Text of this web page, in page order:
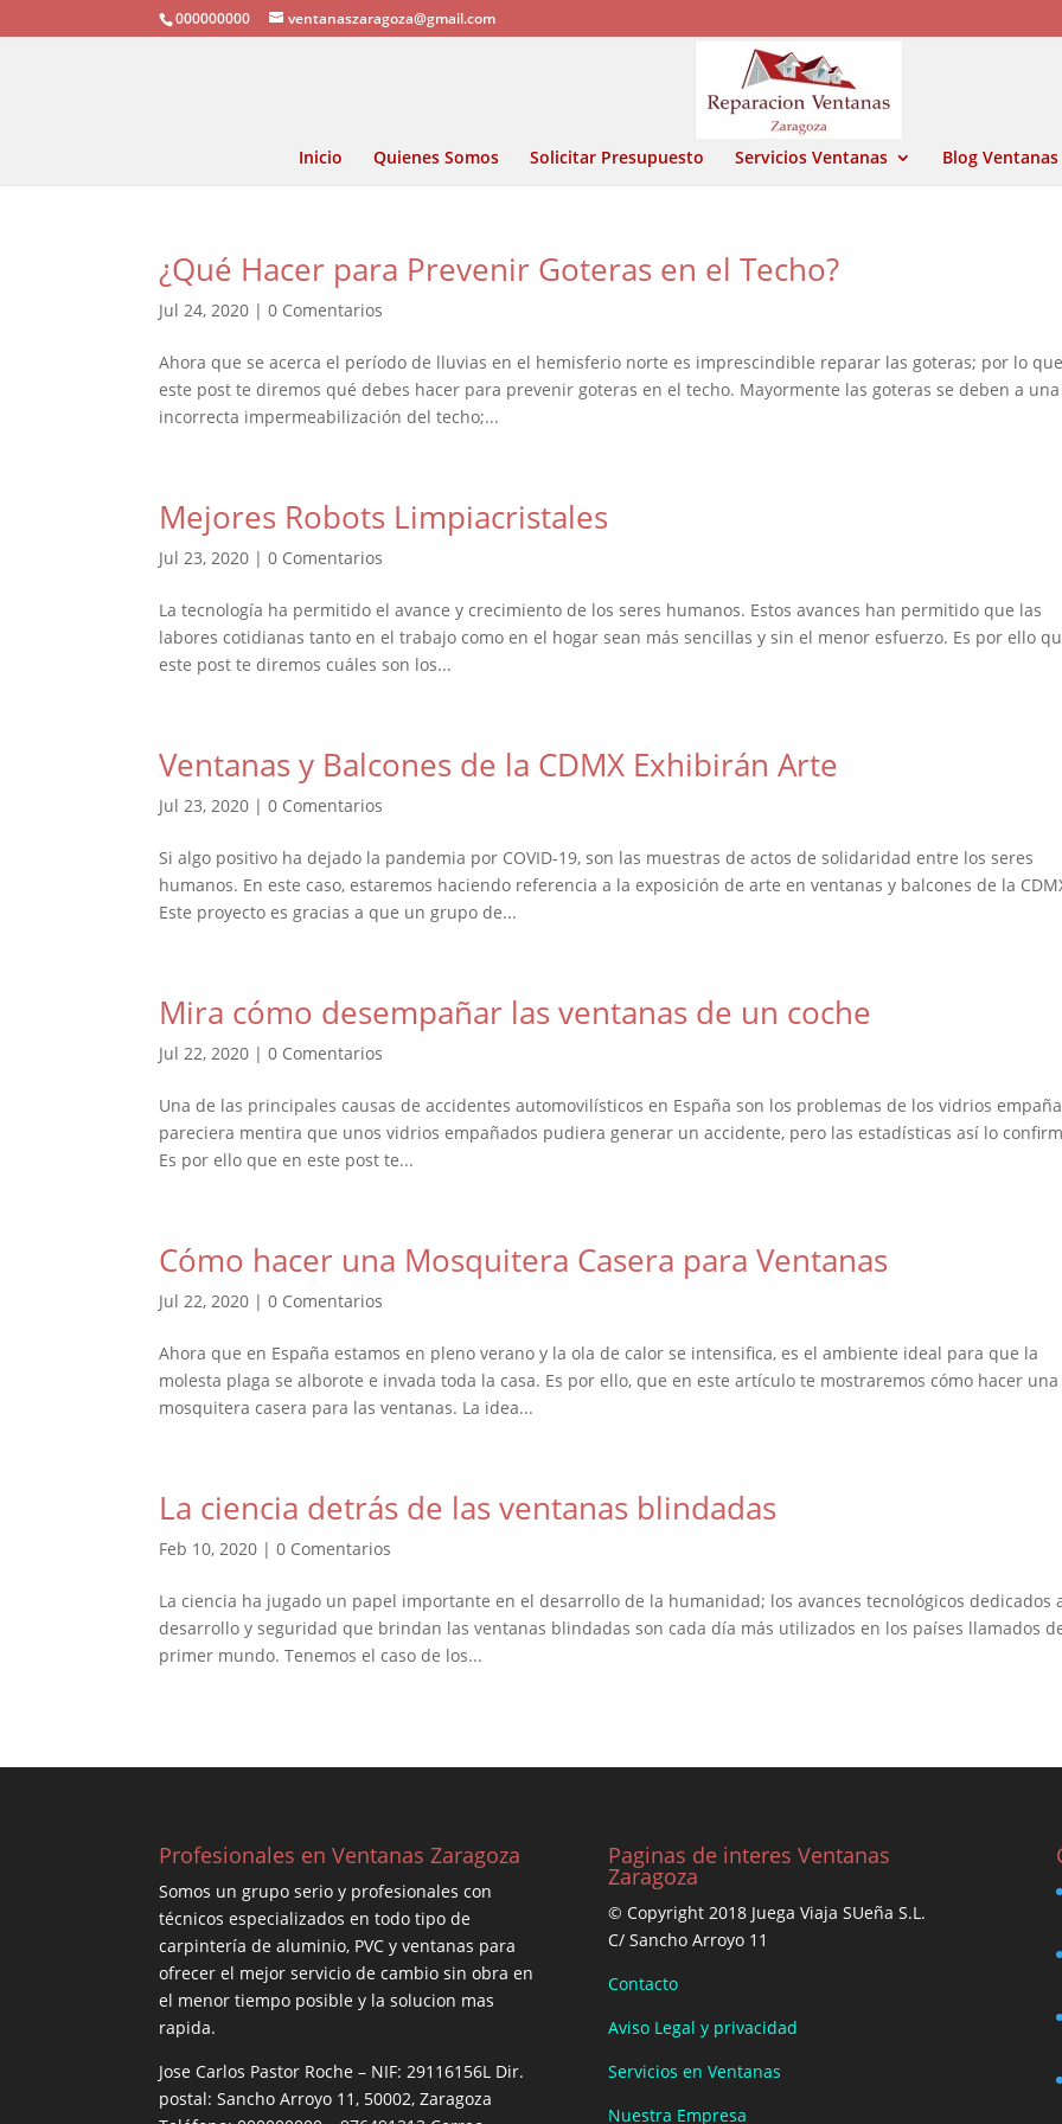
000000000 ventanaszaragoza@gmail.com
Inicio Quienes Somos Solicitar Presupuesto Servicios Ventanas Blog
¿Qué Hacer para Prevenir Goteras en el Techo?
Jul 24, 2020 |0 Comentarios
Ahora que se acerca el período de lluvias en el hemisferio norte es imprescindible reparar las goteras; por lo
este post te diremos qué debes hacer para prevenir goteras en el techo. Mayormente las goteras se deben a una
incorrecta impermeabilización del techo;...
Mejores Robots Limpiacristales
Jul 23, 2020 |0 Comentarios
La tecnología ha permitido el avance y crecimiento de los seres humanos. Estos avances han permitido que las
labores cotidianas tanto en el trabajo como en el hogar sean más sencillas y sin el menor esfuerzo. Es por ello
este post te diremos cuáles son los...
Ventanas y Balcones de la CDMX Exhibirán Arte
Jul 23, 2020 |0 Comentarios
Si algo positivo ha dejado la pandemia por COVID-19, son las muestras de actos de solidaridad entre los seres
humanos. En este caso, estaremos haciendo referencia a la exposición de arte en ventanas y balcones de la
Este proyecto es gracias a que un grupo de...
Mira cómo desempañar las ventanas de un coche
Jul 22, 2020 |0 Comentarios
Una de las principales causas de accidentes automovilísticos en España son los problemas de los vidrios
pareciera mentira que unos vidrios empañados pudiera generar un accidente, pero las estadísticas así lo
Es por ello que en este post te...
Cómo hacer una Mosquitera Casera para Ventanas
Jul 22, 2020 |0 Comentarios
Ahora que en España estamos en pleno verano y la ola de calor se intensifica, es el ambiente ideal para que la
molesta plaga se alborote e invada toda la casa. Es por ello, que en este artículo te mostraremos cómo hacer una
mosquitera casera para las ventanas. La idea...
La ciencia detrás de las ventanas blindadas
Feb 10, 2020 |0 Comentarios
La ciencia ha jugado un papel importante en el desarrollo de la humanidad; los avances tecnológicos dedicados
desarrollo y seguridad que brindan las ventanas blindadas son cada día más utilizados en los países llamados
primer mundo. Tenemos el caso de los...
Profesionales en Ventanas Zaragoza
Somos un grupo serio y profesionales con
técnicos especializados en todo tipo de
carpintería de aluminio, PVC y ventanas para
ofrecer el mejor servicio de cambio sin obra en
el menor tiempo posible y la solucion mas
rapida.
Jose Carlos Pastor Roche – NIF: 29116156L Dir.
postal: Sancho Arroyo 11, 50002, Zaragoza
Paginas de interes Ventanas
Zaragoza
© Copyright 2018 Juega Viaja SUeña S.L.
C/ Sancho Arroyo 11
Contacto
Aviso Legal y privacidad
Servicios en Ventanas
Nuestra Empresa